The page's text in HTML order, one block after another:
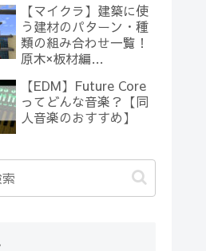
【Minecraft】
【マイクラ】建築に使
う建材のパターン・種
類の組み合わせ一覧！
原木×板材編
【EDM】Future Core
ってどんな音楽？【同
人音楽のおすすめ】